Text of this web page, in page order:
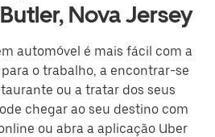
Nova Jersey
automóvel é mais fácil com a
o trabalho, a encontrar-se
ou a tratar dos seus
chegar ao seu destino com
ou abra a aplicação Uber